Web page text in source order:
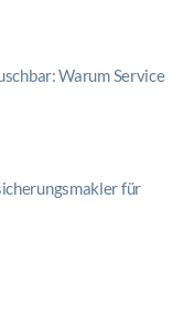
Warum Service
für